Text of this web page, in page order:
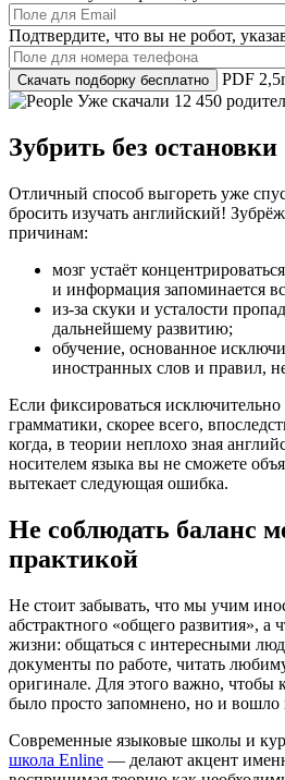
Подтвердите, что вы не робот,
PDF
Уже скачали 12 450
Зубрить без остановки
Отличный способ выгореть уже
бросить изучать английский!
причинам:
мозг устаёт
и информация запоминается
из-за скуки и усталости
дальнейшему развитию;
обучение, основанное
иностранных слов и правил,
Если фиксироваться
грамматики, скорее всего,
когда, в теории неплохо зная
носителем языка вы не сможете
вытекает следующая ошибка.
Не соблюдать баланс
практикой
Не стоит забывать, что мы учим
абстрактного «общего развития», а
жизни: общаться с интересными
документы по работе, читать
оригинале. Для этого важно, чтобы
было просто запомнено, но и вошло
Современные языковые школы и
школа Enline — делают акцент